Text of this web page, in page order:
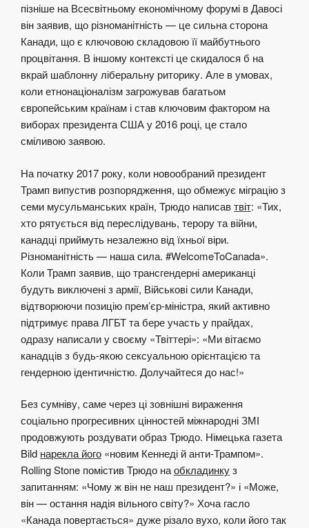
пізніше на Всесвітньому економічному форумі в Давосі
він заявив, що різноманітність — це сильна сторона
Канади, що є ключовою складовою її майбутнього
процвітання. В іншому контексті це скидалося б на
вкрай шаблонну ліберальну риторику. Але в умовах,
коли етнонаціоналізм загрожував багатьом
європейським країнам і став ключовим фактором на
виборах президента США у 2016 році, це стало
сміливою заявою.
На початку 2017 року, коли новообраний президент
Трамп випустив розпорядження, що обмежує міграцію з
семи мусульманських країн, Трюдо написавтвіт: «Тих,
хто рятується від переслідувань, терору та війни,
канадці приймуть незалежно від їхньої віри.
Різноманітність — наша сила. #WelcomeToCanada».
Коли Трамп заявив, що трансгендерні американці
будуть виключені з армії, Військові сили Канади,
відтворюючи позицію прем’єр-міністра, який активно
підтримує права ЛГБТ та бере участь у прайдах,
одразу написали у своєму «Твіттері»: «Ми вітаємо
канадців з будь-якою сексуальною орієнтацією та
гендерною ідентичністю. Долучайтеся до нас!»
Без сумніву, саме через ці зовнішні вираження
соціально прогресивних цінностей міжнародні ЗМІ
продовжують роздувати образ Трюдо. Німецька газета
Bild нарекла його «новим Кеннеді й анти-Трампом».
Rolling Stone помістивТрюдо наобкладинкуз
запитанням: «Чому ж він не наш президент?» і «Може,
він — остання надія вільного світу?» Хоча гасло
«Канада повертається» дуже різало вухо, коли його так